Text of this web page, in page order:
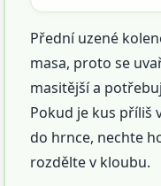
Přední uzené
masa, proto se
masitější a
Pokud je kus příliš
do hrnce, nechte
rozdělte v kloubu.